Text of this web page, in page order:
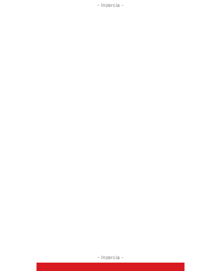
- Inzercia -
- Inzercia -